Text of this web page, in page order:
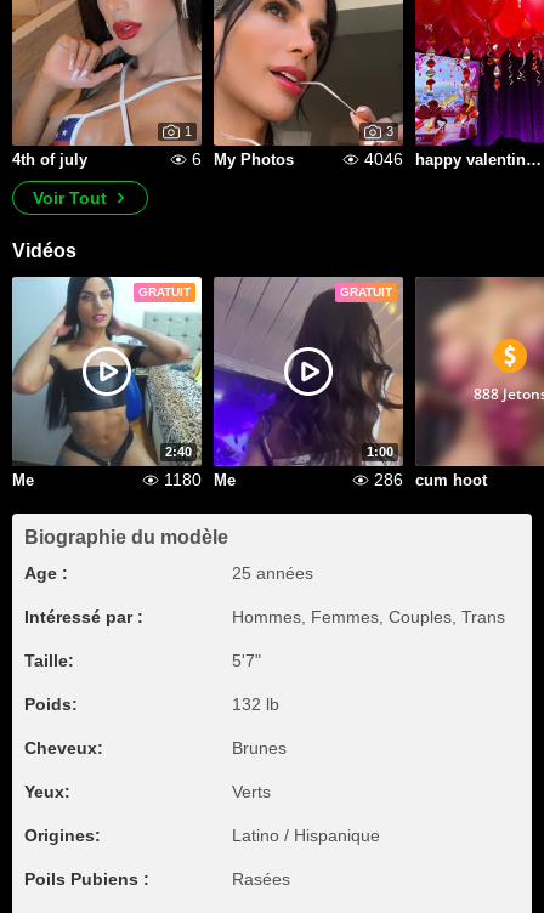
1
4th of july 6
3
My Photos 4046 happy valentine's day
Voir Tout
Vidéos
GRATUIT
2:40
Me 1180
GRATUIT
1:00
Me 286
888
cum hoot
Biographie du modèle
Age : 25 années
Intéressé par : Hommes, Femmes, Couples, Trans
Taille: 5'7"
Poids: 132 lb
Cheveux: Brunes
Yeux: Verts
Origines: Latino / Hispanique
Poils Pubiens : Rasées